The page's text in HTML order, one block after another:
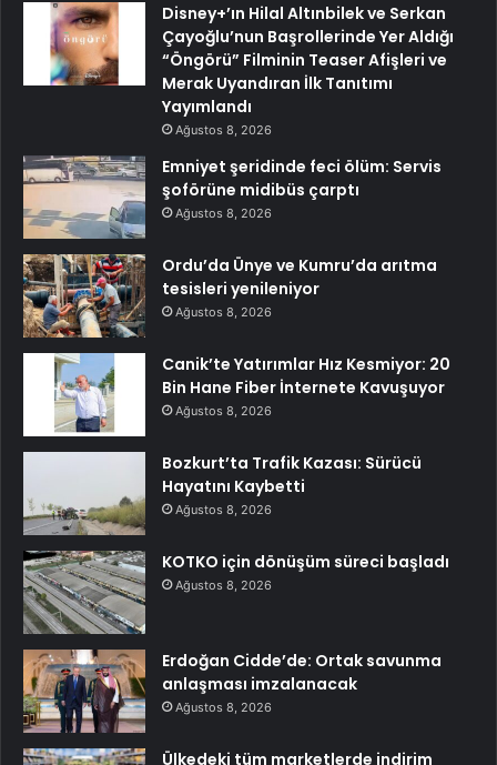
Disney+’ın Hilal Altınbilek ve Serkan
Çayoğlu’nun Başrollerinde Yer Aldığı
“Öngörü” Filminin Teaser Afişleri ve
Merak Uyandıran İlk Tanıtımı
Yayımlandı
Ağustos 8, 2026
Emniyet şeridinde feci ölüm: Servis
şoförüne midibüs çarptı
Ağustos 8, 2026
Ordu’da Ünye ve Kumru’da arıtma
tesisleri yenileniyor
Ağustos 8, 2026
Canik’te Yatırımlar Hız Kesmiyor: 20
Bin Hane Fiber İnternete Kavuşuyor
Ağustos 8, 2026
Bozkurt’ta Trafik Kazası: Sürücü
Hayatını Kaybetti
Ağustos 8, 2026
KOTKO için dönüşüm süreci başladı
Ağustos 8, 2026
Erdoğan Cidde’de: Ortak savunma
anlaşması imzalanacak
Ağustos 8, 2026
Ülkedeki tüm marketlerde indirim